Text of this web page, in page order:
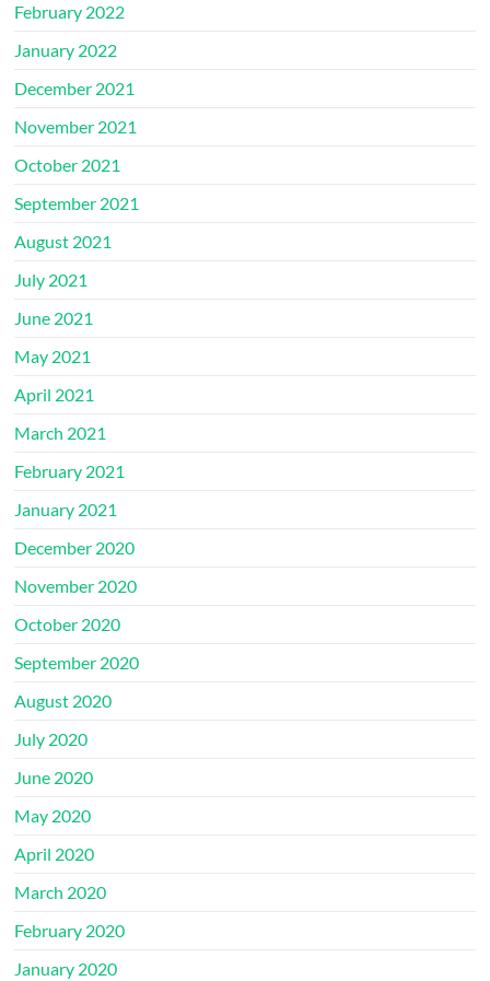
February 2022
January 2022
December 2021
November 2021
October 2021
September 2021
August 2021
July 2021
June 2021
May 2021
April 2021
March 2021
February 2021
January 2021
December 2020
November 2020
October 2020
September 2020
August 2020
July 2020
June 2020
May 2020
April 2020
March 2020
February 2020
January 2020